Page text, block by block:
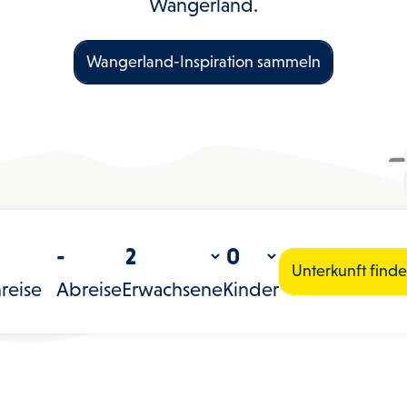
Wangerland.
Wangerland-Inspiration sammeln
Abreise
-
ErwachseneKinder
Unterkunft